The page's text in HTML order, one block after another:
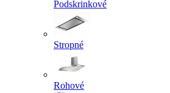
Podskrinkové
Stropné
Rohové